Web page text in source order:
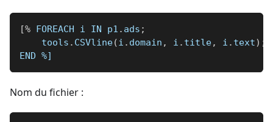
[% FOREACH i IN p1 . ads ;
    tools
. CSVline(i . domain , i . title, i . text) ;
END %]
Nom du fichier :